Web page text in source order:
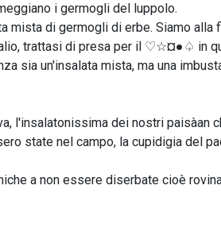
i germogli del luppolo.
mista di germogli di erbe. Siamo alla
trattasi di presa per il ♡☆¤●♤ in
sia un'insalata mista, ma una
l'insalatonissima dei nostri paisàan
state nel campo, la cupidigia del
a non essere diserbate cioè